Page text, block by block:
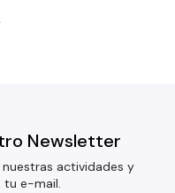
Newsletter
actividades y
tu e-mail.